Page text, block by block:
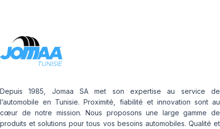
Depuis 1985, Jomaa SA met son expertise au service de
l’automobile en Tunisie. Proximité, fiabilité et innovation sont au
cœur de notre mission. Nous proposons une large gamme de
produits et solutions pour tous vos besoins automobiles. Qualité et